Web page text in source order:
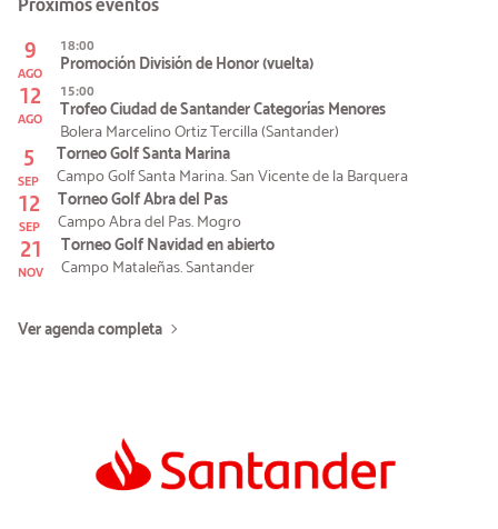
9
AGO
18:00
Promoción División de Honor (vuelta)
12
AGO
15:00
Trofeo Ciudad de Santander Categorías Menores
Bolera Marcelino Ortiz Tercilla (Santander)
5
SEP
Torneo Golf Santa Marina
Campo Golf Santa Marina. San Vicente de la Barquera
12
SEP
Torneo Golf Abra del Pas
Campo Abra del Pas. Mogro
21
NOV
Torneo Golf Navidad en abierto
Campo Mataleñas. Santander
Ver agenda completa